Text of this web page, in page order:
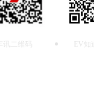
讯二维码 EV